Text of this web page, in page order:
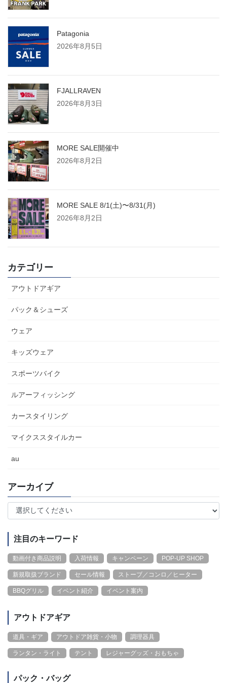
Patagonia
2026年8月5日
FJALLRAVEN
2026年8月3日
MORE SALE開催中
2026年8月2日
MORE SALE 8/1(土)〜8/31(月)
2026年8月2日
カテゴリー
アウトドアギア
パック＆シューズ
ウェア
キッズウェア
スポーツバイク
ルアーフィッシング
カースタイリング
マイクススタイルカー
au
アーカイブ
注目のキーワード
動画付き商品説明 入荷情報 キャンペーン POP-UP SHOP
新規取扱ブランド セール情報 ストーブ／コンロ／ヒーター
BBQグリル イベント紹介 イベント案内
アウトドアギア
道具・ギア アウトドア雑貨・小物 調理器具
ランタン・ライト テント レジャーグッズ・おもちゃ
パック・バッグ